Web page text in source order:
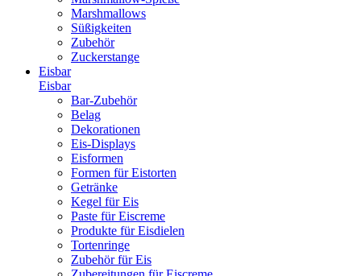
Marshmallows
Süßigkeiten
Zubehör
Zuckerstange
Eisbar
Eisbar
Bar-Zubehör
Belag
Dekorationen
Eis-Displays
Eisformen
Formen für Eistorten
Getränke
Kegel für Eis
Paste für Eiscreme
Produkte für Eisdielen
Tortenringe
Zubehör für Eis